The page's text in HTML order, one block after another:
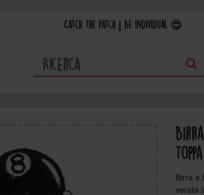
Catch the Patch | Be individual 😍
Birra e
serata